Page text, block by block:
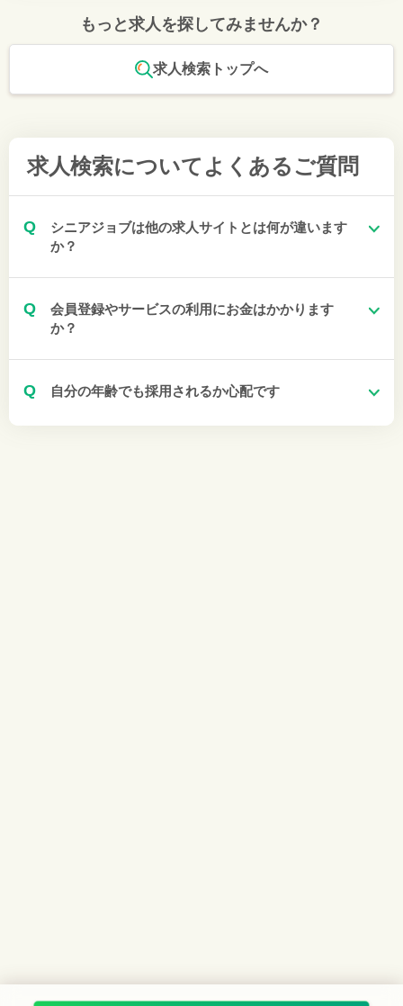
もっと求人を探してみませんか？
求人検索トップへ
求人検索について よくあるご質問
Q
シニアジョブは他の求人サイトとは何が違います
か？
Q
会員登録やサービスの利用にお金はかかります
か？
Q 自分の年齢でも採用されるか心配です